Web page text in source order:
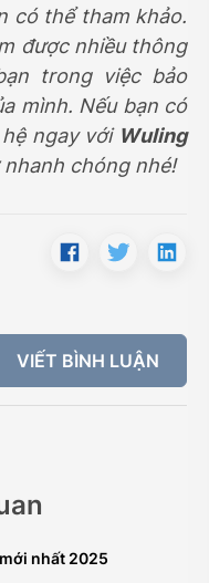
có thể tham khảo.
được nhiều thông
trong việc bảo
mình. Nếu bạn có
ngay với Wuling
chóng nhé!
VIẾT BÌNH LUẬN
nhất 2025